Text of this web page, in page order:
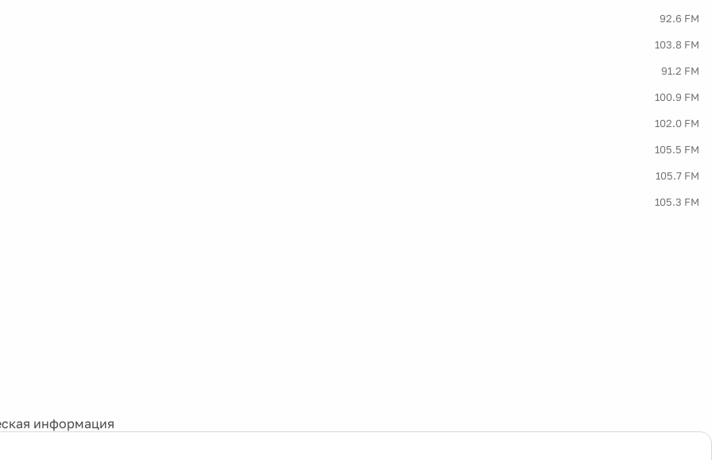
92.6 FM
103.8 FM
91.2 FM
100.9 FM
102.0 FM
105.5 FM
105.7 FM
105.3 FM
информация